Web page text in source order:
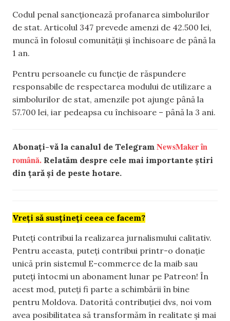
Codul penal sancționează profanarea simbolurilor
de stat. Articolul 347 prevede amenzi de 42.500 lei,
muncă în folosul comunității și închisoare de până la
1 an.
Pentru persoanele cu funcție de răspundere
responsabile de respectarea modului de utilizare a
simbolurilor de stat, amenzile pot ajunge până la
57.700 lei, iar pedeapsa cu închisoare – până la 3 ani.
Abonați-vă la canalul de Telegram NewsMaker în
română. Relatăm despre cele mai importante știri
din țară și de peste hotare.
Vreți să susțineți ceea ce facem?
Puteți contribui la realizarea jurnalismului calitativ.
Pentru aceasta, puteți contribui printr-o donație
unică prin sistemul E-commerce de la maib sau
puteți întocmi un abonament lunar pe Patreon! În
acest mod, puteți fi parte a schimbării în bine
pentru Moldova. Datorită contribuției dvs, noi vom
avea posibilitatea să transformăm în realitate și mai